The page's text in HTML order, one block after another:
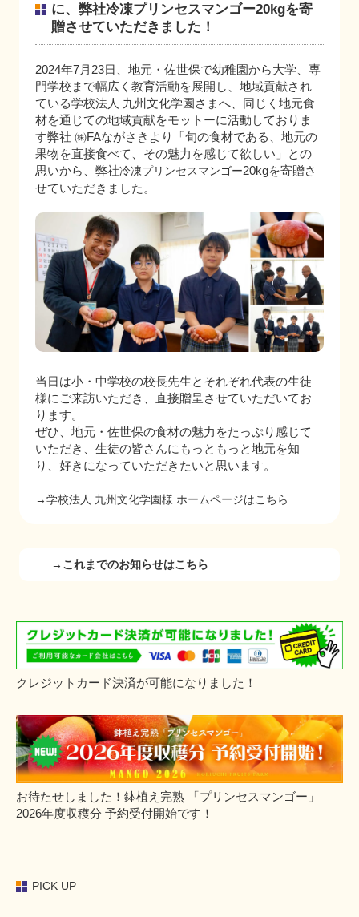
に、弊社冷凍プリンセスマンゴー20kgを寄
贈させていただきました！
2024年7月23日、地元・佐世保で幼稚園から大学、専
門学校まで幅広く教育活動を展開し、地域貢献され
ている学校法人 九州文化学園さまへ、同じく地元食
材を通じての地域貢献をモットーに活動しておりま
す弊社 ㈱FAながさきより「旬の食材である、地元の
果物を直接食べて、その魅力を感じて欲しい」との
思いから、弊社冷凍プリンセスマンゴー20kgを寄贈さ
せていただきました。
当日は小・中学校の校長先生とそれぞれ代表の生徒
様にご来訪いただき、直接贈呈させていただいてお
ります。
ぜひ、地元・佐世保の食材の魅力をたっぷり感じて
いただき、生徒の皆さんにもっともっと地元を知
り、好きになっていただきたいと思います。
→学校法人 九州文化学園様 ホームページはこちら
→これまでのお知らせはこちら
クレジットカード決済が可能になりました！
お待たせしました！鉢植え完熟 「プリンセスマンゴー」
2026年度収穫分 予約受付開始です！
PICK UP